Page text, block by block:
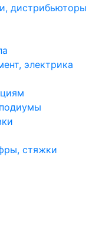
дистрибьюторы
электрика
стяжки